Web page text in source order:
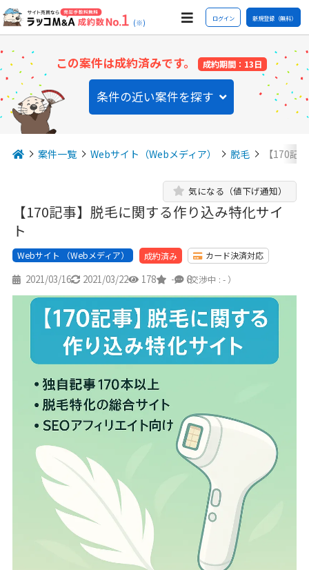
(※) ログイン 新規登録（無料）
この案件は成約済みです。 成約期間：13日
条件の近い案件を探す
案件一覧 Webサイト（Webメディア） 脱毛 【170記
【170記事】脱毛に関する作り込み特化サイ
ト
気になる（値下げ通知）
Webサイト （Webメディア） 成約済み カード決済対応
2021/03/16 2021/03/22 178 - 8
（交渉中 : - ）